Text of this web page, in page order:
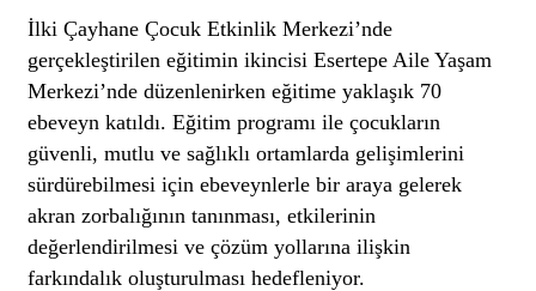
İlki Çayhane Çocuk Etkinlik Merkezi’nde
gerçekleştirilen eğitimin ikincisi Esertepe Aile Yaşam
Merkezi’nde düzenlenirken eğitime yaklaşık 70
ebeveyn katıldı. Eğitim programı ile çocukların
güvenli, mutlu ve sağlıklı ortamlarda gelişimlerini
sürdürebilmesi için ebeveynlerle bir araya gelerek
akran zorbalığının tanınması, etkilerinin
değerlendirilmesi ve çözüm yollarına ilişkin
farkındalık oluşturulması hedefleniyor.